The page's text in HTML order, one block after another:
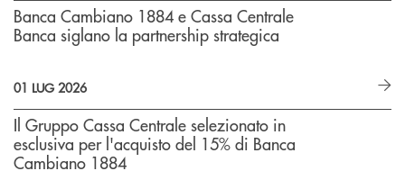
Banca Cambiano 1884 e Cassa Centrale
Banca siglano la partnership strategica
01 LUG 2026
Il Gruppo Cassa Centrale selezionato in
esclusiva per l'acquisto del 15% di Banca
Cambiano 1884